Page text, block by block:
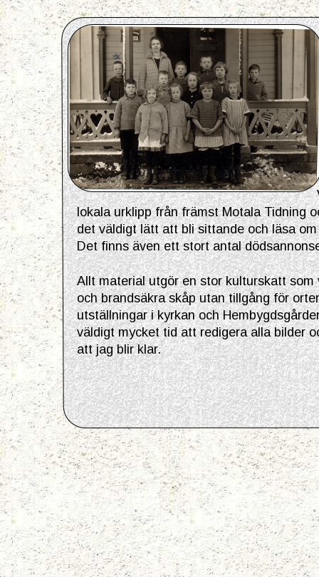
lokala urklipp från främst Motala Tidning
det väldigt lätt att bli sittande och läsa
Det finns även ett stort antal
Allt material utgör en stor kulturskatt
och brandsäkra skåp utan tillgång för
utställningar i kyrkan och
väldigt mycket tid att redigera alla bilder
att jag blir klar.